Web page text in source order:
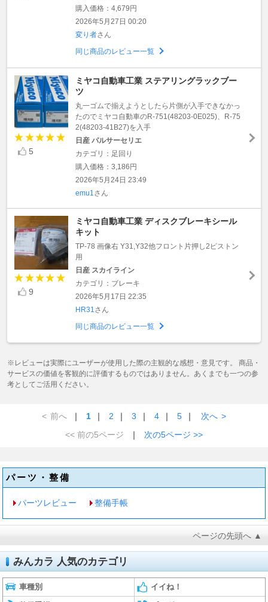
購入価格：4,679円
2026年5月27日 00:20
変り者さん
同じ商品のレビュー一覧
5
ミヤコ自動車工業 ステアリングラックブー
ツ
丸一ゴムで揃えようとしたら片側が入手できなかっ
たのでミヤコ自動車のR-751(48203-0E025)、R-75
2(48203-41B27)を入手
日産 パルサーセリエ
カテゴリ：足回り
購入価格：3,186円
2026年5月24日 23:49
emu1 さん
9
ミヤコ自動車工業 ディスクブレーキシール
キット
TP-78 画像右 Y31,Y32他フロント片押し2ピストン
用
日産 スカイライン
カテゴリ：ブレーキ
2026年5月17日 22:35
HR31 さん
同じ商品のレビュー一覧
※レビューは実際にユーザーが使用した際の主観的な感想・意見です。 商品・
サービスの価値を客観的に評価するものではありません。あくまでも一つの参
考としてご活用ください。
< 前へ ｜ 1 ｜ 2 ｜ 3 ｜ 4 ｜ 5 ｜ 次へ >
<< 前の5ページ
｜ 次の5ページ >>
パーツ・整備
パーツレビュー 整備手帳
ページの先頭へ ▲
みんカラ 人気のカテゴリ
車種別 イイね！